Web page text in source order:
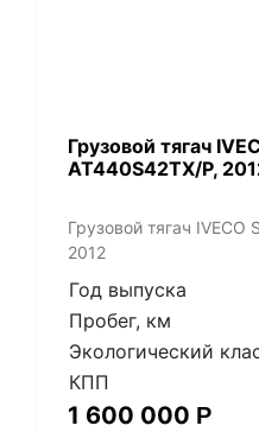
Грузовой тягач
AT440S42TX/P,
Грузовой тягач IVECO
2012
Год выпуска
Пробег, км
Экологический
КПП
1 600 000 Р